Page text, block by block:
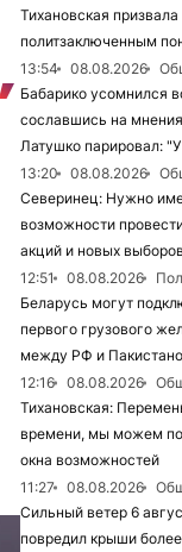
Тихановская
политзаключенным
13:54
08.08.2026
Бабарико усомнился
сославшись на
Латушко парировал:
13:20
08.08.2026
Северинец: Нужно
возможности
акций и новых
12:51
08.08.2026
Беларусь могут
первого грузового
между РФ и
12:16
08.08.2026
Тихановская:
времени, мы можем
окна возможностей
11:27
08.08.2026
Сильный ветер 6
повредил крыши